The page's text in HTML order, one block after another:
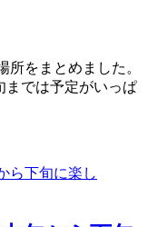
をまとめました。
では予定がいっぱ